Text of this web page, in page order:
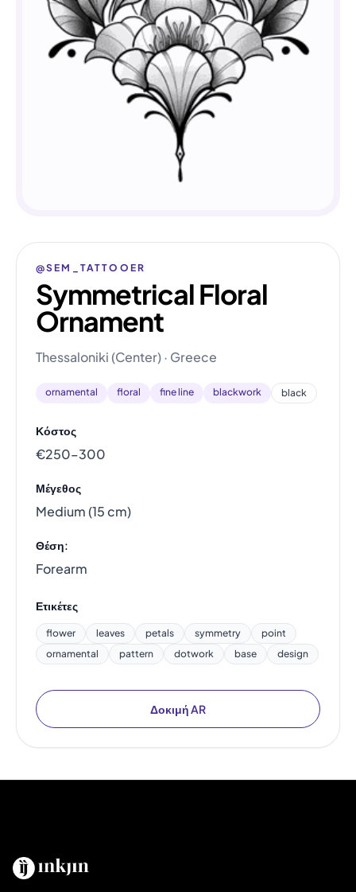
@SEM_TATTOOER
Symmetrical Floral
Ornament
Thessaloniki (Center) · Greece
ornamental floral fine line blackwork black
Κόστος
€250–300
Μέγεθος
Medium (15 cm)
Θέση:
Forearm
Ετικέτες
flower leaves petals symmetry
point
ornamental
pattern dotwork base design
Δοκιμή AR